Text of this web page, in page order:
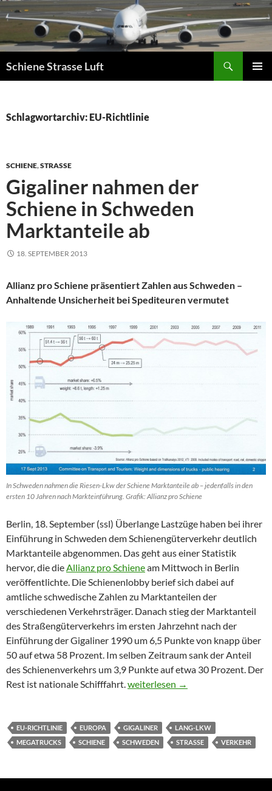
Zum
Inhalt
springen
Schiene Strasse Luft
Schlagwortarchiv: EU-Richtlinie
SCHIENE,STRASSE
Gigaliner nahmen der
Schiene in Schweden
Marktanteile ab
18. SEPTEMBER 2013
Allianz pro Schiene präsentiert Zahlen aus Schweden –
Anhaltende Unsicherheit bei Spediteuren vermutet
In Schweden nahmen die Riesen-Lkw der Schiene Marktanteile ab – jedenfalls in den
ersten 10 Jahren nach Markteinführung. Grafik: Allianz pro Schiene
Berlin, 18. September (ssl) Überlange Lastzüge haben bei ihrer
Einführung in Schweden dem Schienengüterverkehr deutlich
Marktanteile abgenommen. Das geht aus einer Statistik
hervor, die dieAllianz pro Schieneam Mittwoch in Berlin
veröffentlichte. Die Schienenlobby berief sich dabei auf
amtliche schwedische Zahlen zu Marktanteilen der
verschiedenen Verkehrsträger. Danach stieg der Marktanteil
des Straßengüterverkehrs im ersten Jahrzehnt nach der
Einführung der Gigaliner 1990 um 6,5 Punkte von knapp über
50 auf etwa 58 Prozent. Im selben Zeitraum sank der Anteil
des Schienenverkehrs um 3,9 Punkte auf etwa 30 Prozent. Der
Rest ist nationale Schifffahrt.Gigaliner nahmen der Schiene in
weiterlesen →
EU-RICHTLINIE EUROPA GIGALINER
LANG-LKW
MEGATRUCKS
SCHIENE SCHWEDEN STRASSE VERKEHR